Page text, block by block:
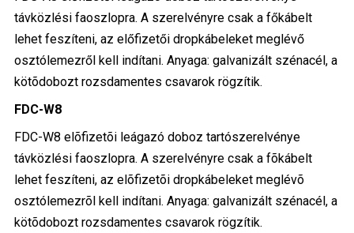
távközlési faoszlopra. A szerelvényre csak a főkábelt
lehet feszíteni, az előfizetői dropkábeleket meglévő
osztólemezről kell indítani. Anyaga: galvanizált szénacél, a
kötõdobozt rozsdamentes csavarok rögzítik.
FDC-W8
FDC-W8 elõfizetõi leágazó doboz tartószerelvénye
távközlési faoszlopra. A szerelvényre csak a fõkábelt
lehet feszíteni, az elõfizetõi dropkábeleket meglévõ
osztólemezrõl kell indítani. Anyaga: galvanizált szénacél, a
kötõdobozt rozsdamentes csavarok rögzítik.